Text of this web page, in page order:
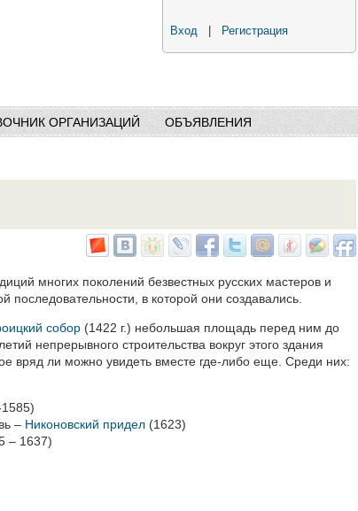
Вход Регистрация
ОРГАНИЗАЦИЙ ОБЪЯВЛЕНИЯ
многих поколений безвестных русских мастеров и
последовательности, в которой они создавались.
собор (1422 г.) небольшая площадь перед ним до
непрерывного строительства вокруг этого здания
вряд ли можно увидеть вместе где-либо еще. Среди них:
– Никоновский придел (1623)
– 1637)